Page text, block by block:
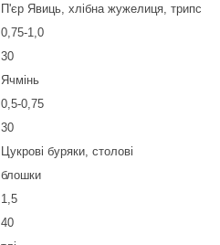
П'єр Явиць, хлібна жужелиця, трипс
0,75-1,0
30
Ячмінь
0,5-0,75
30
Цукрові буряки, столові
блошки
1,5
40